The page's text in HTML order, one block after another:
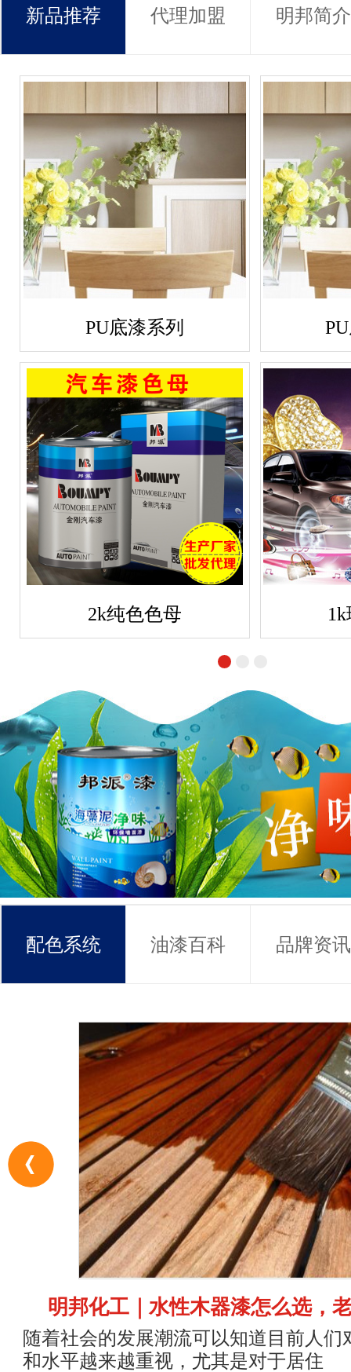
新品推荐 代理加盟 明邦简介
PU底漆系列
2k纯色色母
配色系统 油漆百科 品牌资讯
常见问题 联系方式
明邦化工｜水性木器漆怎么选，
随着社会的发展潮流可以知道目前人们
和水平越来越重视，尤其是对于居住